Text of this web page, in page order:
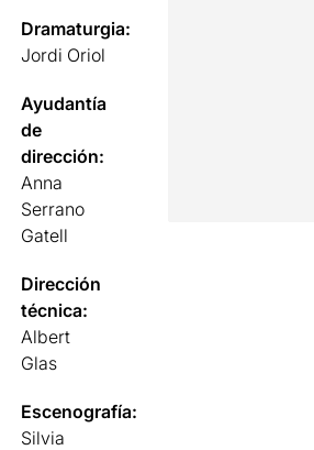
Dramaturgia:
Jordi Oriol
Ayudantía
de
dirección:
Anna
Serrano
Gatell
Dirección
técnica:
Albert
Glas
Escenografía:
Silvia